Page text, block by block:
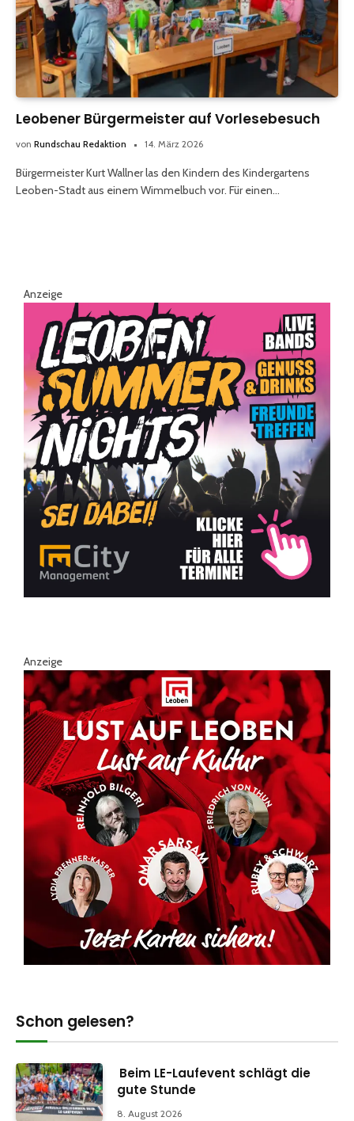
Leobener Bürgermeister auf Vorlesebesuch
von Rundschau Redaktion 14. März 2026
Bürgermeister Kurt Wallner las den Kindern des Kindergartens
Leoben-Stadt aus einem Wimmelbuch vor. Für einen…
Anzeige
Anzeige
Schon gelesen?
Beim LE-Laufevent schlägt die
gute Stunde
8. August 2026